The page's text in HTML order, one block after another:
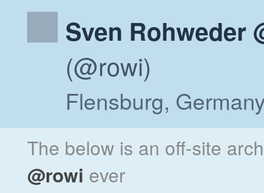
Sven Rohweder
(@rowi)
Flensburg,
The below is an off-site
@rowi ever